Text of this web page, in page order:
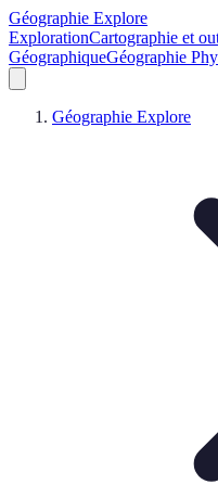
Géographie Explore
ExplorationCartographie et
GéographiqueGéographie
Géographie Explore